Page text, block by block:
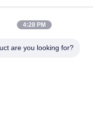
4:28 PM
are you looking for?